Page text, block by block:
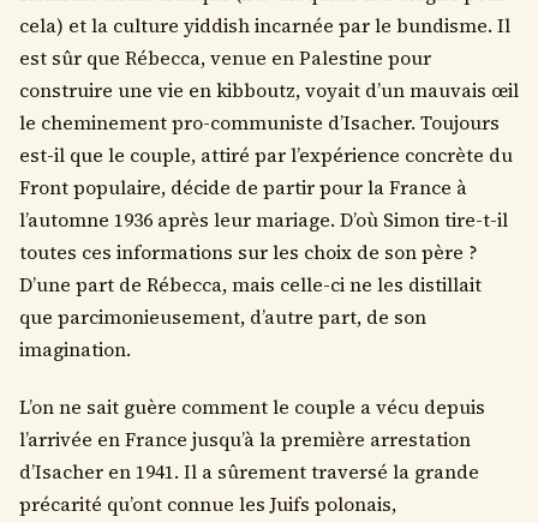
cela) et la culture yiddish incarnée par le bundisme. Il
est sûr que Rébecca, venue en Palestine pour
construire une vie en kibboutz, voyait d’un mauvais œil
le cheminement pro-communiste d’Isacher. Toujours
est-il que le couple, attiré par l’expérience concrète du
Front populaire, décide de partir pour la France à
l’automne 1936 après leur mariage. D’où Simon tire-t-il
toutes ces informations sur les choix de son père ?
D’une part de Rébecca, mais celle-ci ne les distillait
que parcimonieusement, d’autre part, de son
imagination.
L’on ne sait guère comment le couple a vécu depuis
l’arrivée en France jusqu’à la première arrestation
d’Isacher en 1941. Il a sûrement traversé la grande
précarité qu’ont connue les Juifs polonais,